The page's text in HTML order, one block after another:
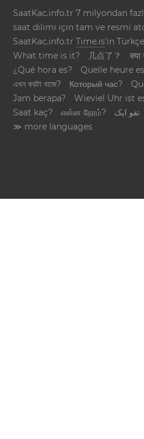
SaatKac.info.tr 7 milyondan
saat dilimi için tam ve resmi
SaatKac.info.trTime.is'in
What time is it?
几点了？
¿Qué hora es?
Quelle heure
এখন কয়টা বাজে?
Который час?
Jam berapa?
Wieviel Uhr ist
Saat kaç?
என்ன நேரம்?
تقو ایک
≫ more languages